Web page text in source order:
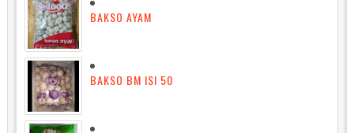
BAKSO AYAM
BAKSO BM ISI 50